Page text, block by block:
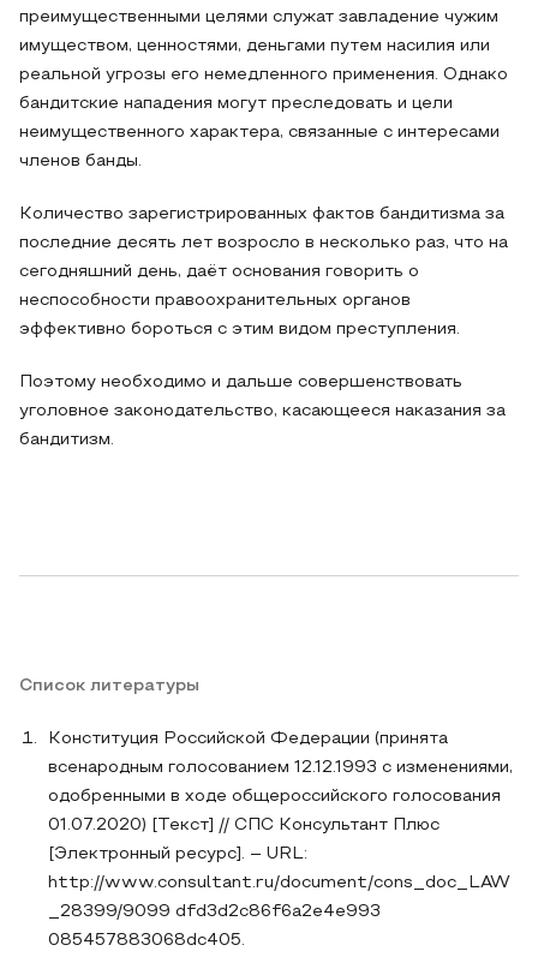
преимущественными целями служат завладение чужим
имуществом, ценностями, деньгами путем насилия или
реальной угрозы его немедленного применения. Однако
бандитские нападения могут преследовать и цели
неимущественного характера, связанные с интересами
членов банды.
Количество зарегистрированных фактов бандитизма за
последние десять лет возросло в несколько раз, что на
сегодняшний день, даёт основания говорить о
неспособности правоохранительных органов
эффективно бороться с этим видом преступления.
Поэтому необходимо и дальше совершенствовать
уголовное законодательство, касающееся наказания за
бандитизм.
Список литературы
Конституция Российской Федерации (принята
всенародным голосованием 12.12.1993 с изменениями,
одобренными в ходе общероссийского голосования
01.07.2020) [Текст] // СПС Консультант Плюс
[Электронный ресурс]. – URL:
http://www.consultant.ru/document/cons_doc_LAW
_28399/9099 dfd3d2c86f6a2e4e993
085457883068dc405.